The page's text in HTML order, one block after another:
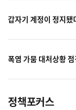
갑자기 계정이 정지됐
폭염 가뭄 대처상황
정책포커스